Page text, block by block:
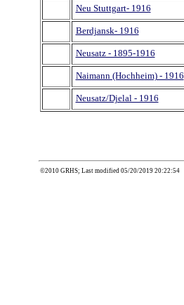
Neu Stuttgart- 1916
Berdjansk- 1916
Neusatz - 1895-1916
Naimann (Hochheim) - 1916
Neusatz/Djelal - 1916
©2010 GRHS; Last modified 05/20/2019 20:22:54